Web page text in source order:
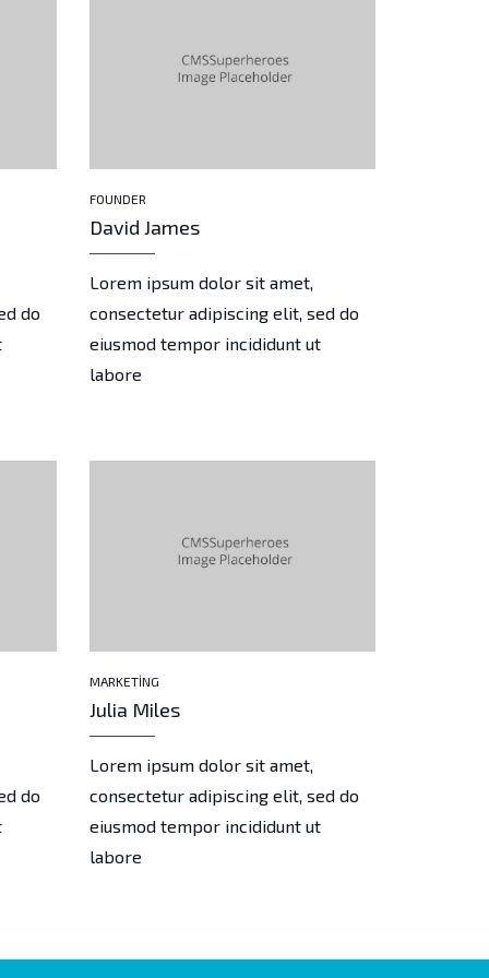
do
do
FOUNDER
David James
Lorem ipsum dolor sit amet,
consectetur adipiscing elit, sed do
eiusmod tempor incididunt ut
labore
MARKETING
Julia Miles
Lorem ipsum dolor sit amet,
consectetur adipiscing elit, sed do
eiusmod tempor incididunt ut
labore